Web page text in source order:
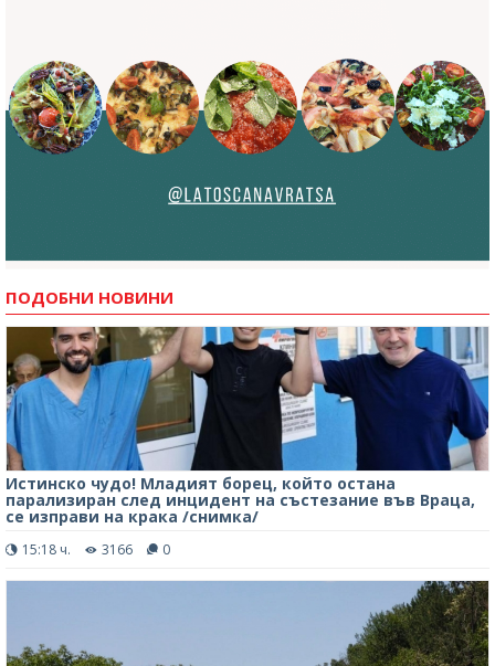
ПОДОБНИ НОВИНИ
Истинско чудо! Младият борец, който остана
парализиран след инцидент на състезание във Враца,
се изправи на крака /снимка/
15:18 ч. 3166 0